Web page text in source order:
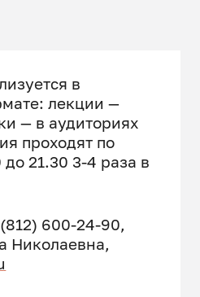
проектами
оценка бизнес-
в
лекции —
— в аудиториях
проходят по
21.30 3-4 раза в
600-24-90,
Николаевна,